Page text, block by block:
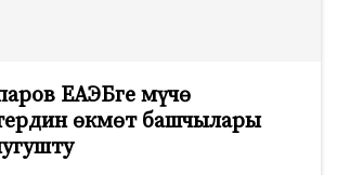
ЕАЭБге мүчө
өкмөт башчылары